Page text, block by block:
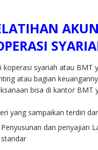
koperasi syariah atau BMT
atau bagian
bisa di kantor BMT
yang sampaikan terdiri
Penyusunan dan penyajian
standar